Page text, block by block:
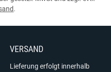
.
VERSAND
Lieferung erfolgt innerhalb